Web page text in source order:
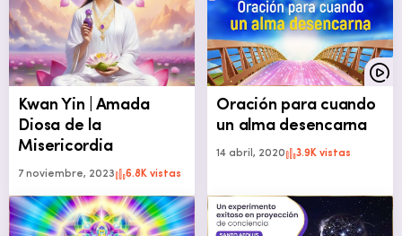
Kwan Yin | Amada
Diosa de la
Misericordia
7 noviembre, 2023 6.8K vistas
Oración para cuando
un alma desencarna
14 abril, 2020 3.9K vistas